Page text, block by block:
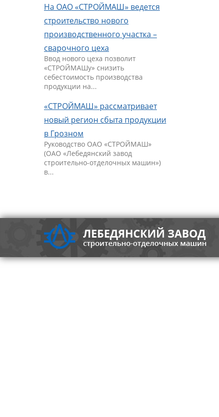
На ОАО «СТРОЙМАШ» ведется
строительство нового
производственного участка –
сварочного цеха
Ввод нового цеха позволит
«СТРОЙМАШу» снизить
себестоимость производства
продукции на...
«СТРОЙМАШ» рассматривает
новый регион сбыта продукции
в Грозном
Руководство ОАО «СТРОЙМАШ»
(ОАО «Лебедянский завод
строительно-отделочных машин»)
в...